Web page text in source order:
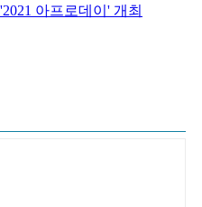
아프로데이' 개최